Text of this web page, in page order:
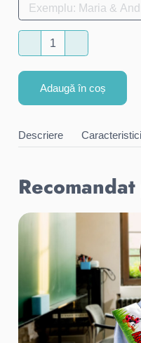
Adaugă în coș
Descriere Caracteristici